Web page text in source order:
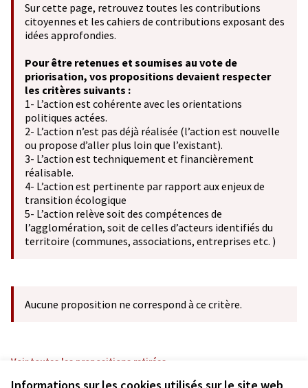
Sur cette page, retrouvez toutes les contributions
citoyennes et les cahiers de contributions exposant des
idées approfondies.
Pour être retenues et soumises au vote de
priorisation, vos propositions devaient respecter
les critères suivants :
1- L’action est cohérente avec les orientations
politiques actées.
2- L’action n’est pas déjà réalisée (l’action est nouvelle
ou propose d’aller plus loin que l’existant).
3- L’action est techniquement et financièrement
réalisable.
4- L’action est pertinente par rapport aux enjeux de
transition écologique
5- L’action relève soit des compétences de
l’agglomération, soit de celles d’acteurs identifiés du
territoire (communes, associations, entreprises etc. )
Aucune proposition ne correspond à ce critère.
Voir toutes les propositions retirées